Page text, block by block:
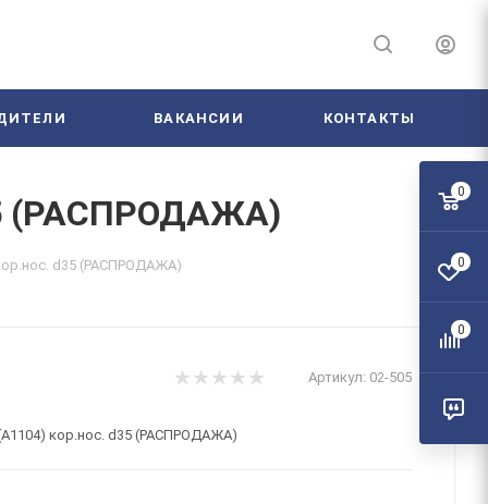
ВАКАНСИИ КОНТАКТЫ
(РАСПРОДАЖА)
d35 (РАСПРОДАЖА)
Артикул: 02-505
кор.нос. d35 (РАСПРОДАЖА)
0
0
0